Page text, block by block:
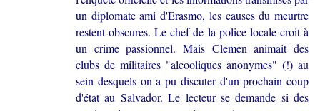
un diplomate ami d'Erasmo, les causes du meurtre
restent obscures. Le chef de la police locale croit à
un crime passionnel. Mais Clemen animait des
clubs de militaires "alcooliques anonymes" (!) au
sein desquels on a pu discuter d'un prochain coup
d'état au Salvador. Le lecteur se demande si des